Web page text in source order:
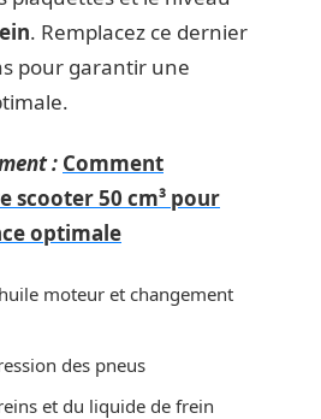
. Remplacez ce dernier
pour garantir une
: Comment
scooter 50 cm³ pour
optimale
moteur et changement
des pneus
et du liquide de frein